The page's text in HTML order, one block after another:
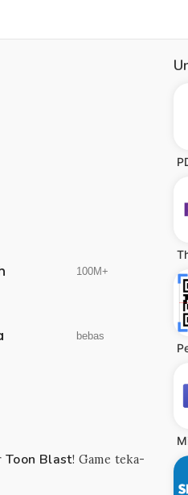
100M+
bebas
Toon Blast! Game teka-